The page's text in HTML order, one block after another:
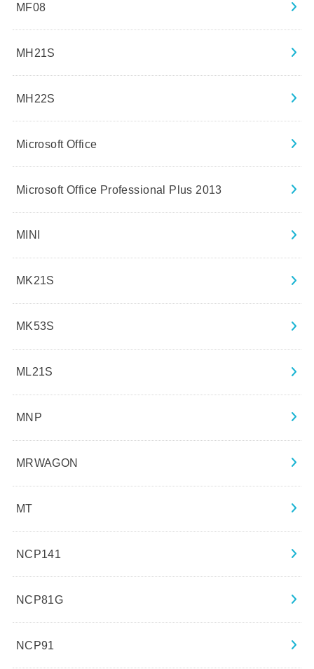
MF08
MH21S
MH22S
Microsoft Office
Microsoft Office Professional Plus 2013
MINI
MK21S
MK53S
ML21S
MNP
MRWAGON
MT
NCP141
NCP81G
NCP91